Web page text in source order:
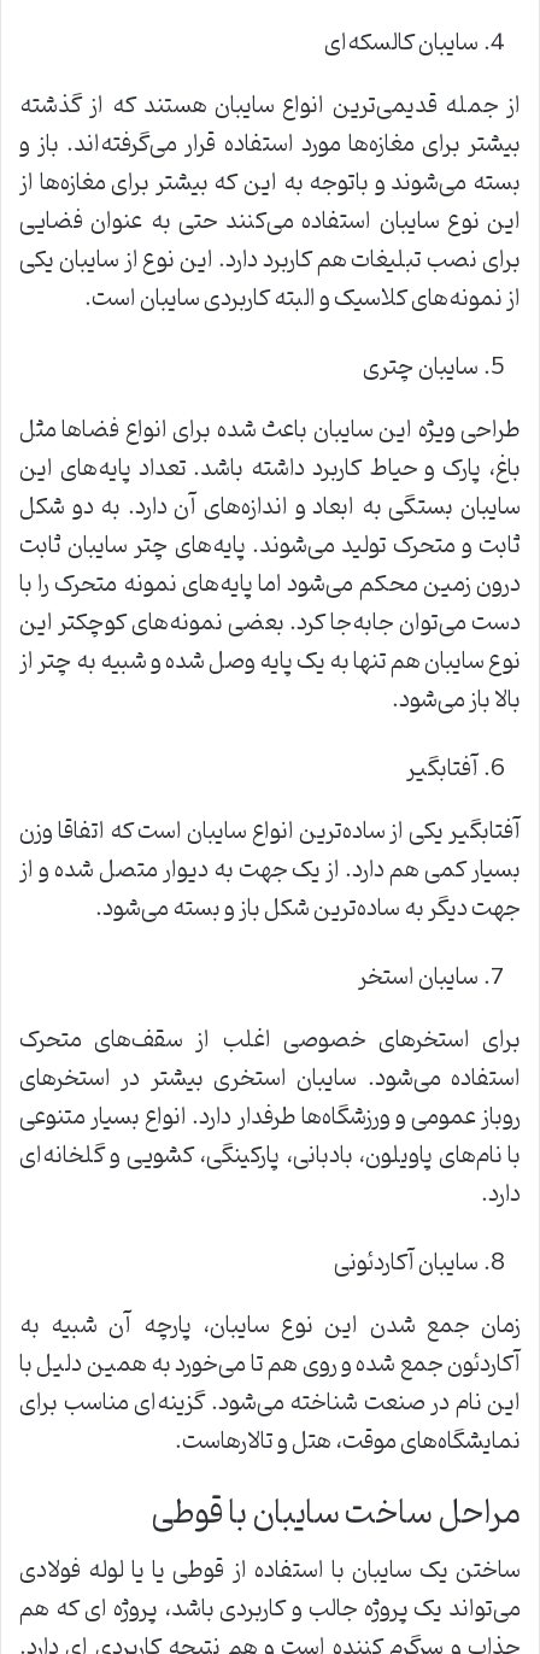
سایبان کالسکه‌ای
از جمله قدیمی‌ترین انواع سایبان هستند که از گذشته
بیشتر برای مغازه‌ها مورد استفاده قرار می‌گرفته‌اند. باز و
بسته می‌شوند و باتوجه به این که بیشتر برای مغازه‌ها از
این نوع سایبان استفاده می‌کنند حتی به عنوان فضایی
برای نصب تبلیغات هم کاربرد دارد. این نوع از سایبان یکی
از نمونه‌های کلاسیک و البته کاربردی سایبان است.
سایبان چتری
طراحی ویژه این سایبان باعث شده برای انواع فضاها مثل
باغ، پارک و حیاط کاربرد داشته باشد. تعداد پایه‌های این
سایبان بستگی به ابعاد و اندازه‌های آن دارد. به دو شکل
ثابت و متحرک تولید می‌شوند. پایه‌های چتر سایبان ثابت
درون زمین محکم می‌شود اما پایه‌های نمونه متحرک را با
دست می‌توان جا‌به‌جا کرد. بعضی نمونه‌های کوچکتر این
نوع سایبان هم تنها به یک پایه وصل شده و شبیه به چتر از
بالا باز می‌شود.
آفتابگیر
آفتابگیر یکی از ساده‌ترین انواع سایبان است که اتفاقا وزن
بسیار کمی هم دارد. از یک جهت به دیوار متصل شده و از
جهت دیگر به ساده‌ترین شکل باز و بسته می‌شود.
سایبان استخر
برای استخرهای خصوصی اغلب از سقف‌های متحرک
استفاده می‌شود. سایبان استخری بیشتر در استخر‌های
روباز عمومی و ورزشگاه‌ها طرفدار دارد. انواع بسیار متنوعی
با نام‌های پاویلون، بادبانی، پارکینگی، کشویی و گلخانه‌ای
دارد.
سایبان آکاردئونی
زمان جمع شدن این نوع سایبان، پارچه آن شبیه به
آکاردئون جمع شده و روی هم تا می‌خورد به همین دلیل با
این نام در صنعت شناخته می‌شود. گزینه‌ای مناسب برای
نمایشگاه‌های موقت، هتل و تالارهاست.
مراحل ساخت سایبان با قوطی
ساختن یک سایبان با استفاده از قوطی یا یا لوله فولادی
می‌تواند یک پروژه جالب و کاربردی باشد، پروژه ای که هم